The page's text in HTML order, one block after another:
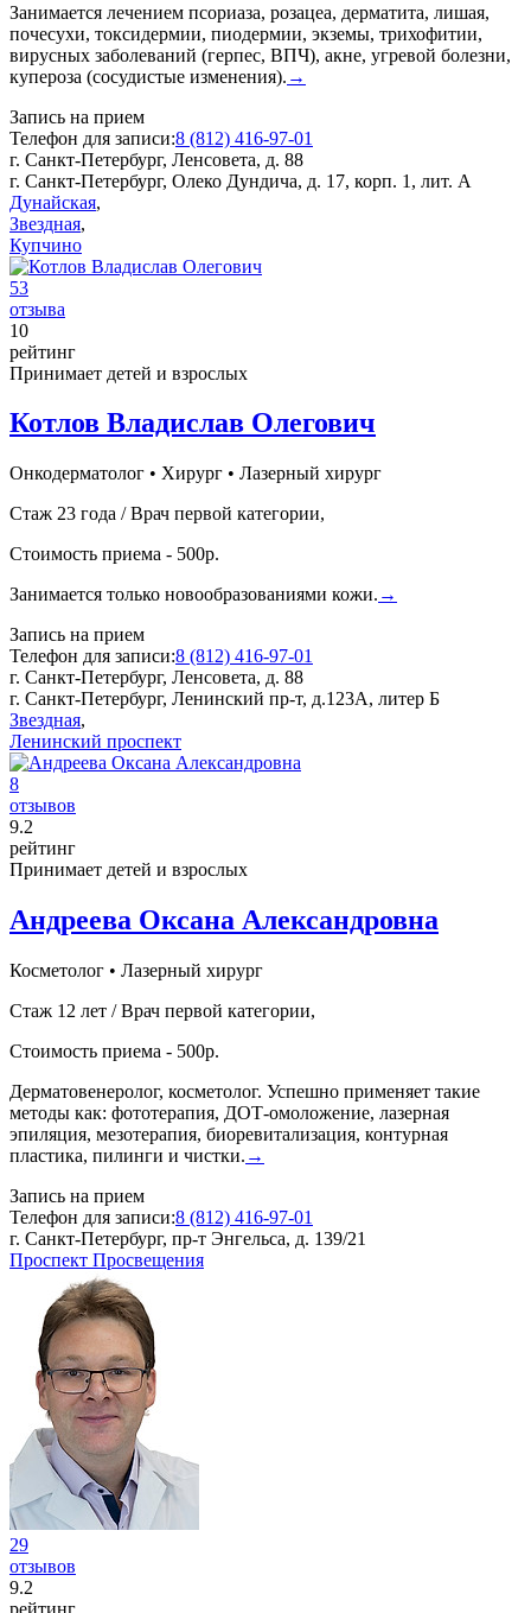
Занимается лечением псориаза, розацеа, дерматита, лишая,
почесухи, токсидермии, пиодермии, экземы, трихофитии,
вирусных заболеваний (герпес, ВПЧ), акне, угревой болезни,
купероза (сосудистые изменения). →
Запись на прием
Телефон для записи:8 (812) 416-97-01
г. Санкт-Петербург, Ленсовета, д. 88
г. Санкт-Петербург, Олеко Дундича, д. 17, корп. 1, лит. А
Дунайская,
Звездная,
Купчино
53
отзыва
10
рейтинг
Принимает детей и взрослых
Котлов Владислав Олегович
Онкодерматолог • Хирург • Лазерный хирург
Стаж 23 года / Врач первой категории,
Стоимость приема - 500р.
Занимается только новообразованиями кожи. →
Запись на прием
Телефон для записи:8 (812) 416-97-01
г. Санкт-Петербург, Ленсовета, д. 88
г. Санкт-Петербург, Ленинский пр-т, д.123А, литер Б
Звездная,
Ленинский проспект
8
отзывов
9.2
рейтинг
Принимает детей и взрослых
Андреева Оксана Александровна
Косметолог • Лазерный хирург
Стаж 12 лет / Врач первой категории,
Стоимость приема - 500р.
Дерматовенеролог, косметолог. Успешно применяет такие
методы как: фототерапия, ДОТ-омоложение, лазерная
эпиляция, мезотерапия, биоревитализация, контурная
пластика, пилинги и чистки. →
Запись на прием
Телефон для записи:8 (812) 416-97-01
г. Санкт-Петербург, пр-т Энгельса, д. 139/21
Проспект Просвещения
29
отзывов
9.2